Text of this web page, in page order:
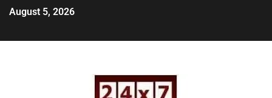
August 5, 2026